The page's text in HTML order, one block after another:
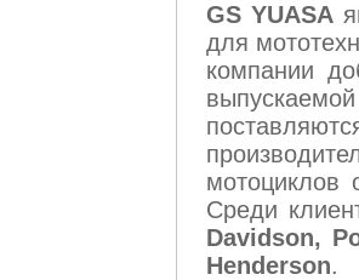
GS YUASA
для
компании
мотоциклов
Среди
Davidson,
Henderson.